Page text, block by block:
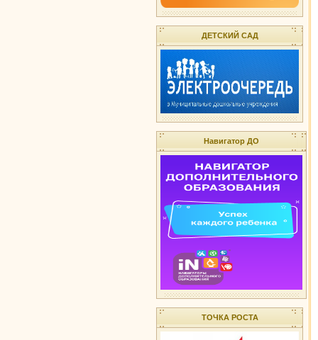
ДЕТСКИЙ САД
Навигатор ДО
ТОЧКА РОСТА